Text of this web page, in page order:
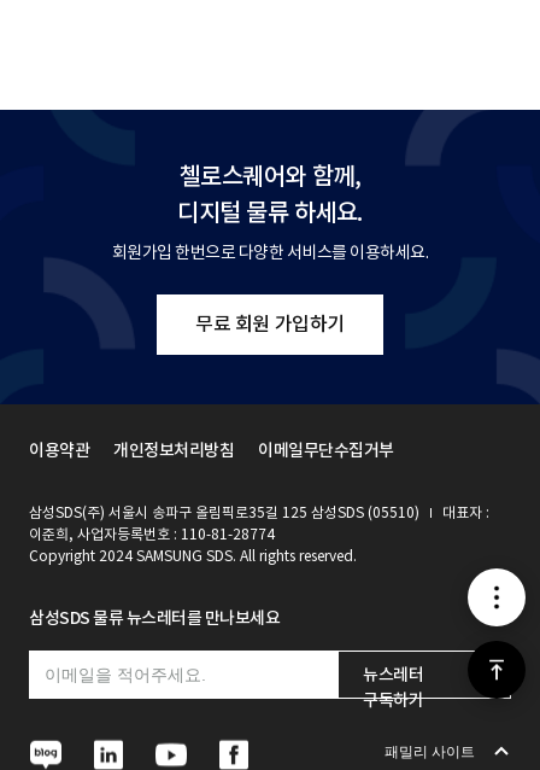
메
뉴
위
첼로스퀘어와 함께,
디지털 물류 하세요.
회원가입 한번으로 다양한 서비스를 이용하세요.
무료 회원 가입하기
삼성SDS 물류 뉴스레터를 만나보세요
뉴스레터
구독하기
N
L
Y
F
삼성SDS(주) 서울시 송파구 올림픽로35길 125 삼성SDS (05510)
대표자 :
이준희, 사업자등록번호 : 110-81-28774
Copyright 2024 SAMSUNG SDS. All rights reserved.
이용약관 개인정보처리방침 이메일무단수집거부
패밀리 사이트